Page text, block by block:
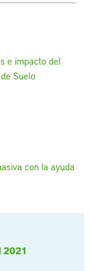
2021
e impacto del
Suelo
con la ayuda